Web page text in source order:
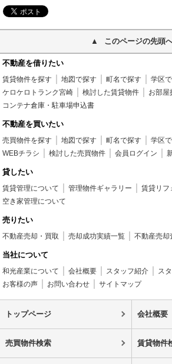
このページの先頭
不動産を借りたい
賃貸物件を探す 地図で探す 町名で探す 学区
ケロケロトランク宮崎
検討した賃貸物件
お部屋
コンテナ倉庫・駐車場申込書
不動産を買いたい
売買物件を探す 地図で探す 町名で探す 学区
WEBチラシ
検討した売買物件 会員ログイン
貸したい
賃貸管理について 管理物件ギャラリー
賃貸リフ
空き家管理について
売りたい
不動産売却・買取 売却成功実績一覧 不動産売却
当社について
和光産業について 会社概要 スタッフ紹介
ス
お客様の声
お問い合わせ サイトマップ
トップページ 会社概要
売買物件検索 賃貸物件